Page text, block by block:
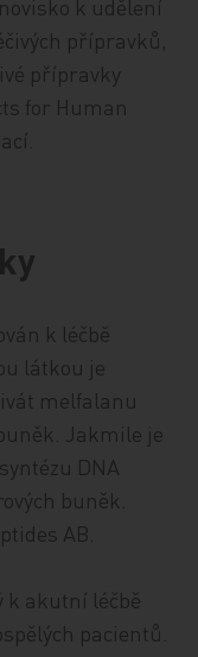
k udělení
přípravků,
přípravky
for Human
k léčbě
látkou je
melfalanu
Jakmile je
DNA
buněk
AB.
k akutní léčbě
pacientů.